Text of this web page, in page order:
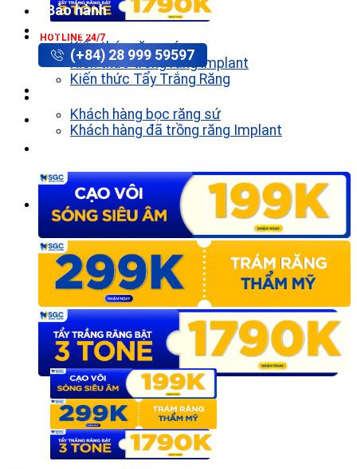
HOTLINE 24/7
(+84) 28 999 59597
Bảo hành
Kiến thức răng sứ
Kiến thức trồng răng implant
Kiến thức Tẩy Trắng Răng
Khách hàng bọc răng sứ
Khách hàng đã trồng răng Implant